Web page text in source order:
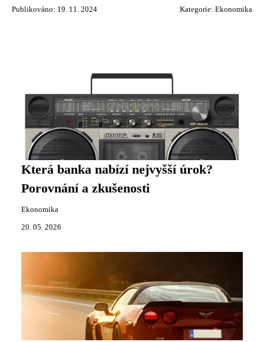
Publikováno: 19. 11. 2024 Kategorie: Ekonomika
Která banka nabízí nejvyšší úrok?
Porovnání a zkušenosti
Ekonomika
20. 05. 2026